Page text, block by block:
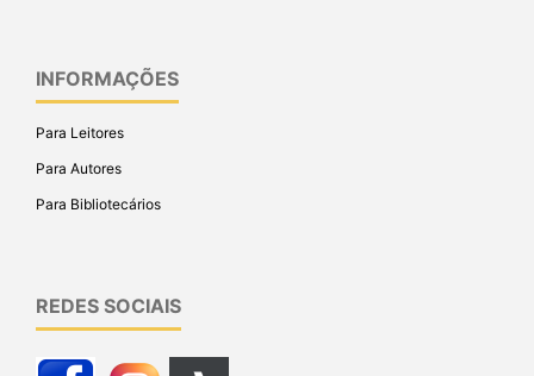
INFORMAÇÕES
Para Leitores
Para Autores
Para Bibliotecários
REDES SOCIAIS